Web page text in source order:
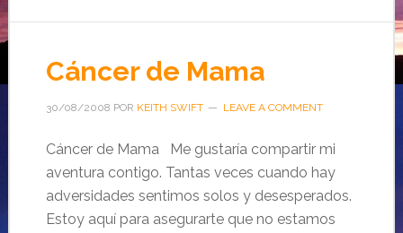
Cáncer de Mama
30/08/2008 POR KEITH SWIFT LEAVE A COMMENT
Cáncer de Mama Me gustaría compartir mi
aventura contigo. Tantas veces cuando hay
adversidades sentimos solos y desesperados.
Estoy aquí para asegurarte que no estamos